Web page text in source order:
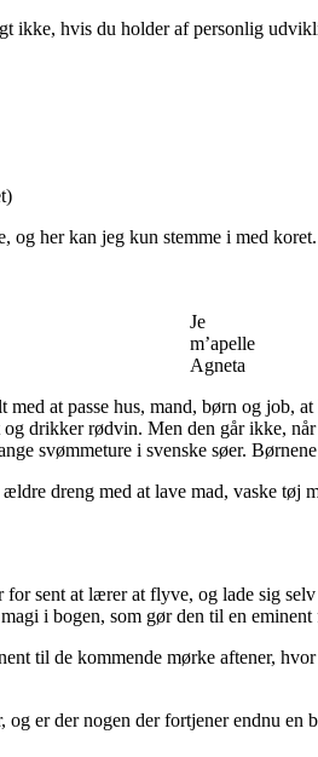
hvis du holder af personlig
og her kan jeg kun stemme i med
Je
m’apelle
Agneta
at passe hus, mand, børn og
og drikker rødvin. Men den går ikke,
svømmeture i svenske søer.
dreng med at lave mad, vaske
sent at lærer at flyve, og lade sig
i bogen, som gør den til en
til de kommende mørke aftener,
er der nogen der fortjener endnu en